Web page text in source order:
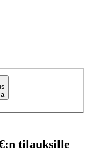
tilauksille